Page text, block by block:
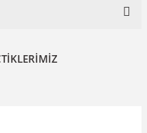
öneri formunu kullanarak